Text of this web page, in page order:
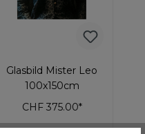
Glasbild Mister Leo
100x150cm
CHF 375.00*